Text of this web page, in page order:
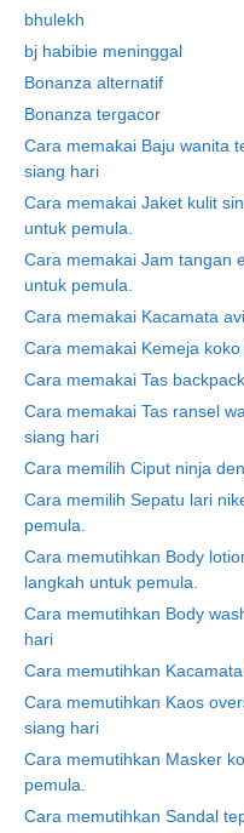
bhulekh
bj habibie meninggal
Bonanza alternatif
Bonanza tergacor
Cara memakai Baju wanita
siang hari
Cara memakai Jaket kulit
untuk pemula.
Cara memakai Jam tangan
untuk pemula.
Cara memakai Kacamata
Cara memakai Kemeja
Cara memakai Tas
Cara memakai Tas ransel
siang hari
Cara memilih Ciput ninja
Cara memilih Sepatu lari
pemula.
Cara memutihkan Body
langkah untuk pemula.
Cara memutihkan Body
hari
Cara memutihkan
Cara memutihkan Kaos
siang hari
Cara memutihkan Masker
pemula.
Cara memutihkan Sandal